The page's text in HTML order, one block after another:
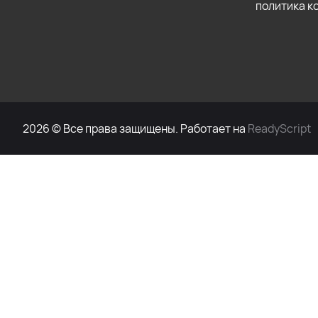
политика
2026 © Все права защищены. Работает на ReadyScript